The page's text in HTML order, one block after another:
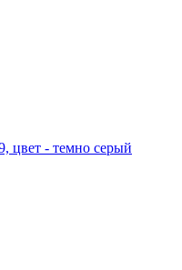
цвет - темно серый